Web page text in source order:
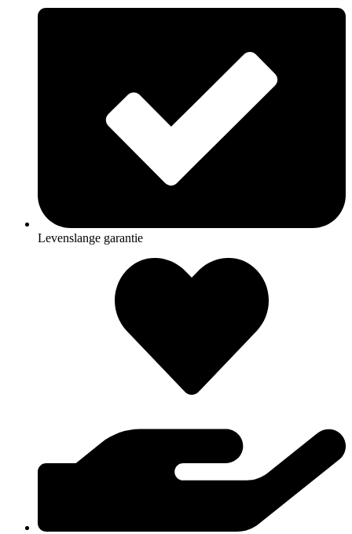
Levenslange garantie